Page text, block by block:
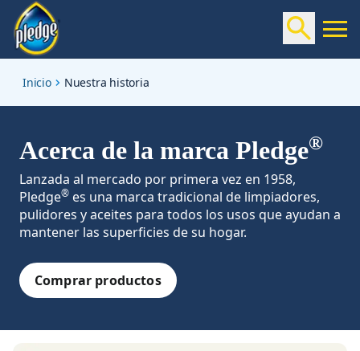
our-story
Inicio Nuestra historia
Acerca de la marca Pledge®
Lanzada al mercado por primera vez en 1958,
Pledge® es una marca tradicional de limpiadores,
pulidores y aceites para todos los usos que ayudan a
mantener las superficies de su hogar.
Comprar productos